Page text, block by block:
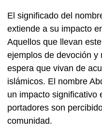
El significado del
extiende a su impacto
Aquellos que llevan
ejemplos de devoción y
espera que vivan de
islámicos. El nombre
un impacto significativo
portadores son
comunidad.